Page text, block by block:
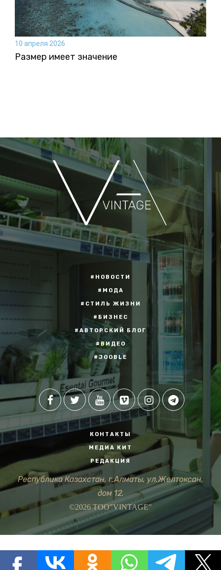
10 апреля 2026
Размер имеет значение
#НОВОСТИ
#МОДА
#СТИЛЬ ЖИЗНИ
#БИЗНЕС
#АВТОРСКИЙ БЛОГ
#ВИДЕО
#JOOBLE
КОНТАКТЫ
МЕДИА КИТ
РЕДАКЦИЯ
Республика Казахстан, г.Алматы, ул.Желтоксан,
дом 12.
©2026 ТОО"VINTAGE"